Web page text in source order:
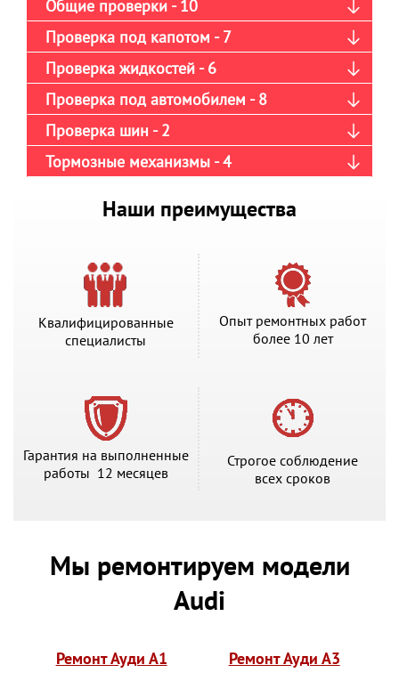
Общие проверки - 10
Проверка под капотом - 7
Проверка жидкостей - 6
Проверка под автомобилем - 8
Проверка шин - 2
Тормозные механизмы - 4
Наши преимущества
Квалифицированные
специалисты
Опыт ремонтных работ
более 10 лет
Гарантия на выполненные
работы 12 месяцев
Строгое соблюдение
всех сроков
Мы ремонтируем модели
Audi
Ремонт Ауди А1 Ремонт Ауди А3